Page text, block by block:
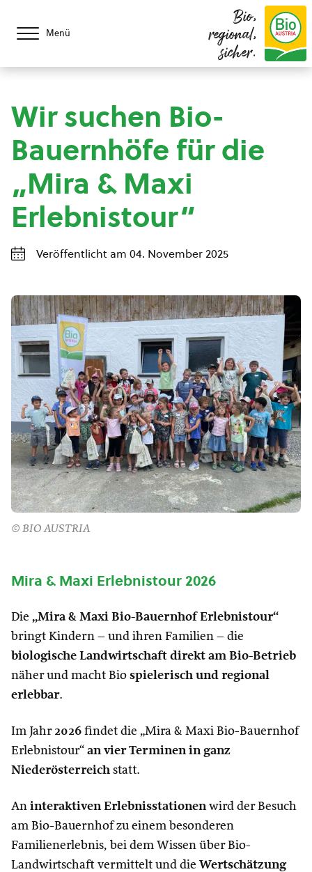
Menü
Bio,
regional,
sicher.
Wir suchen Bio-
Bauernhöfe für die
„Mira & Maxi
Erlebnistour“
Veröffentlicht am 04. November 2025
© BIO AUSTRIA
Mira & Maxi Erlebnistour 2026
Die „Mira & Maxi Bio-Bauernhof Erlebnistour“
bringt Kindern – und ihren Familien – die
biologische Landwirtschaft direkt am Bio-Betrieb
näher und macht Bio spielerisch und regional
erlebbar.
Im Jahr 2026 findet die „Mira & Maxi Bio-Bauernhof
Erlebnistour“ an vier Terminen in ganz
Niederösterreich statt.
An interaktiven Erlebnisstationenwird der Besuch
am Bio-Bauernhof zu einem besonderen
Familienerlebnis, bei dem Wissen über Bio-
Landwirtschaft vermittelt und die Wertschätzung